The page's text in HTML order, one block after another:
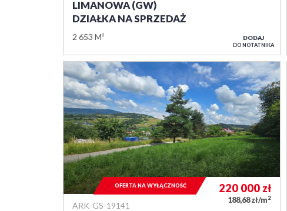
LIMANOWA (GW)
DZIAŁKA NA SPRZEDAŻ
2 653 M² DODAJ
DO NOTATNIKA
ARK-GS-19141
220 000 zł
188,68 zł/m2
OFERTA NA WYŁĄCZNOŚĆ